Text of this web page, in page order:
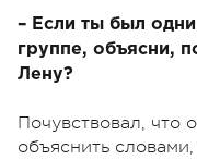
– Если ты был
группе, объясни,
Лену?
Почувствовал, что
объяснить